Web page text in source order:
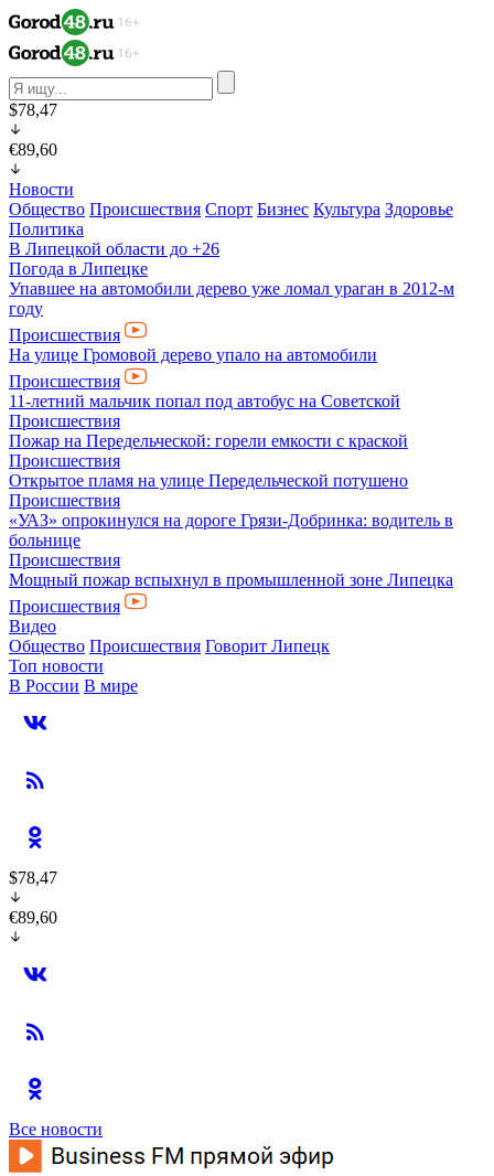
$78,47
€89,60
Новости
Общество Происшествия Спорт Бизнес Культура Здоровье
Политика
В Липецкой области до +26
Погода в Липецке
Упавшее на автомобили дерево уже ломал ураган в 2012-м
году
Происшествия
На улице Громовой дерево упало на автомобили
Происшествия
11-летний мальчик попал под автобус на Советcкой
Происшествия
Пожар на Передельческой: горели емкости с краской
Происшествия
Открытое пламя на улице Передельческой потушено
Происшествия
«УАЗ» опрокинулся на дороге Грязи-Добринка: водитель в
больнице
Происшествия
Мощный пожар вспыхнул в промышленной зоне Липецка
Происшествия
Видео
Общество Происшествия Говорит Липецк
Топ новости
В России В мире
$78,47
€89,60
Все новости